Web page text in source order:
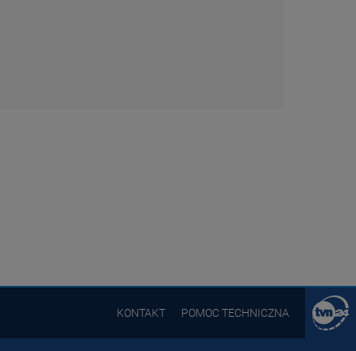
KONTAKT POMOC TECHNICZNA